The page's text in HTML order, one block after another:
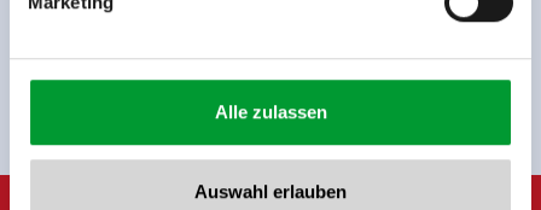
Alle zulassen
Auswahl erlauben